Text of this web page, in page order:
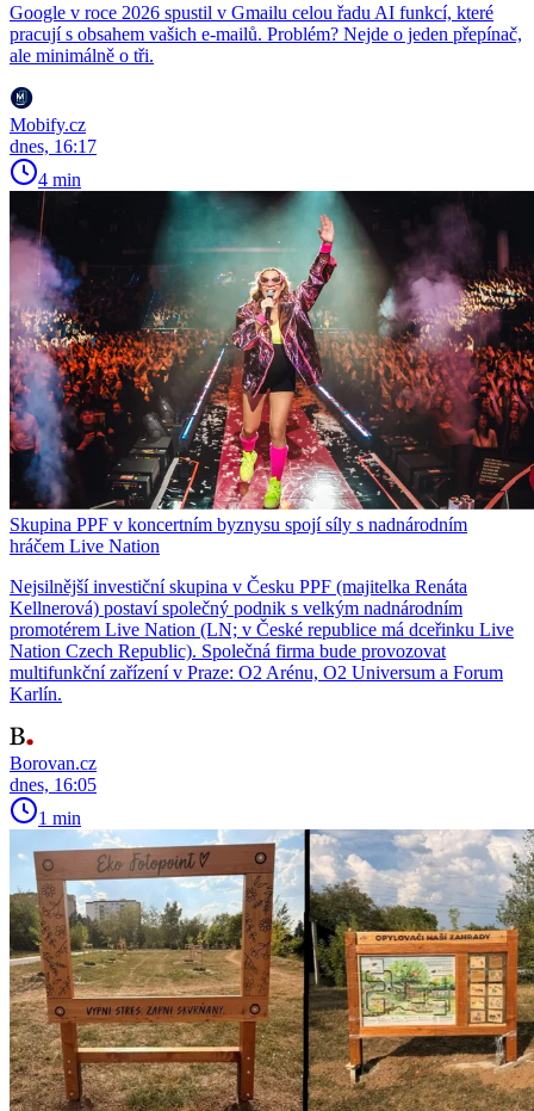
Google v roce 2026 spustil v Gmailu celou řadu AI funkcí, které
pracují s obsahem vašich e-mailů. Problém? Nejde o jeden přepínač,
ale minimálně o tři.
Mobify.cz
dnes, 16:17
4 min
Skupina PPF v koncertním byznysu spojí síly s nadnárodním
hráčem Live Nation
Nejsilnější investiční skupina v Česku PPF (majitelka Renáta
Kellnerová) postaví společný podnik s velkým nadnárodním
promotérem Live Nation (LN; v České republice má dceřinku Live
Nation Czech Republic). Společná firma bude provozovat
multifunkční zařízení v Praze: O2 Arénu, O2 Universum a Forum
Karlín.
Borovan.cz
dnes, 16:05
1 min